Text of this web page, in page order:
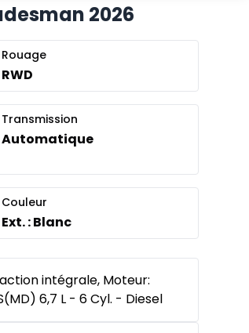
2026
Rouage
RWD
Transmission
Automatique
Couleur
Ext. : Blanc
intégrale, Moteur:
6,7 L - 6 Cyl. - Diesel